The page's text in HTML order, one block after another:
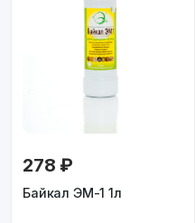
278 ₽
Байкал ЭМ-1 1л